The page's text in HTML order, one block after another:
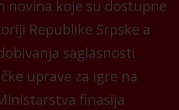
novina koje su dostupne
Republike Srpske a
saglasnosti
uprave za igre na
finasija